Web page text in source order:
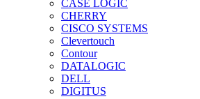
CASE LOGIC
CHERRY
CISCO SYSTEMS
Clevertouch
Contour
DATALOGIC
DELL
DIGITUS